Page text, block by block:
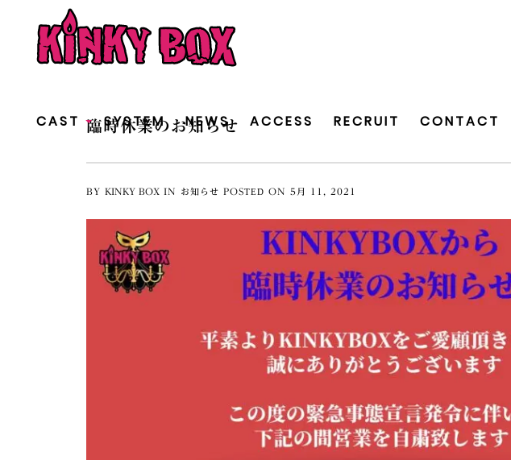
+
CAST SYSTEM NEWS ACCESS RECRUIT CONTACT
臨時休業のお知らせ
BY KINKY BOX IN お知らせ POSTED ON 5月 11 2021